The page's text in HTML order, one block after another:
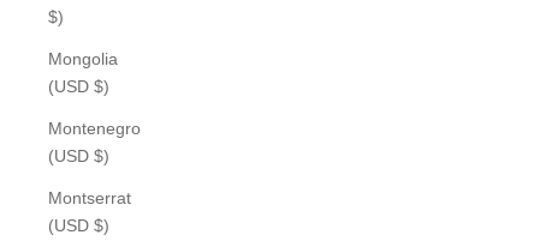
$)
Mongolia
(USD $)
Montenegro
(USD $)
Montserrat
(USD $)